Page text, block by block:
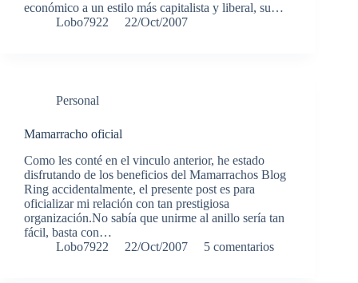
económico a un estilo más capitalista y liberal, su…
Lobo7922
22/Oct/2007
Personal
Mamarracho oficial
Como les conté en el vinculo anterior, he estado
disfrutando de los beneficios del Mamarrachos Blog
Ring accidentalmente, el presente post es para
oficializar mi relación con tan prestigiosa
organización.No sabía que unirme al anillo sería tan
fácil, basta con…
Lobo7922
22/Oct/2007 5 comentarios